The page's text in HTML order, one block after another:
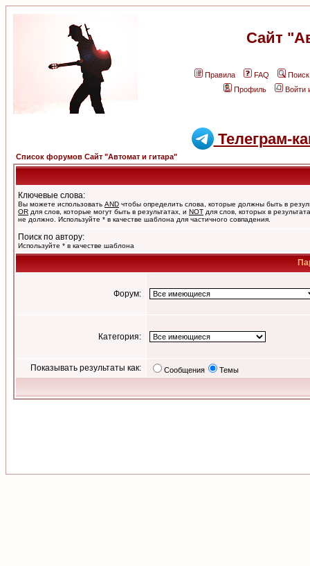
Сайт
Правила FAQ
Поиск
Профиль
Войти
Телеграм-
Список форумов Сайт "Автомат и гитара"
Ключевые слова:
Вы можете использовать AND чтобы определить слова, которые должны быть в
OR для слов, которые могут быть в результатах, и NOT для слов, которых в
не должно. Используйте * в качестве шаблона для частичного совпадения.
Поиск по автору:
Используйте * в качестве шаблона
Форум:
Категория:
Показывать результаты как: Сообщения Темы